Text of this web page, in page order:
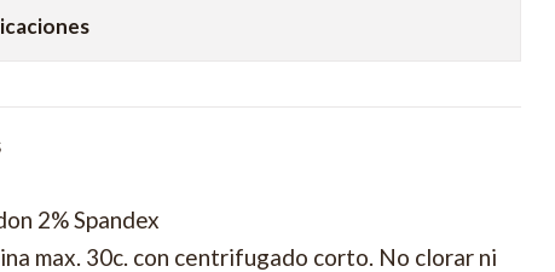
2% Spandex
max. 30c. con centrifugado corto. No clorar ni